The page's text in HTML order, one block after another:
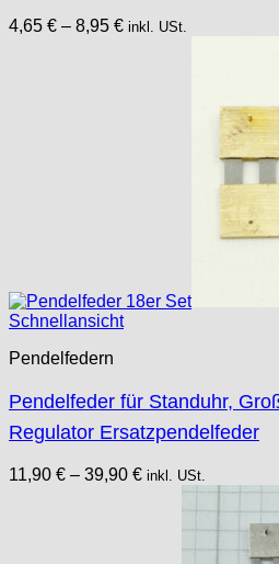
4,65 € – 8,95 € inkl. USt.
Schnellansicht
Pendelfedern
Pendelfeder für Standuhr,
Regulator Ersatzpendelfeder
11,90 € – 39,90 € inkl. USt.